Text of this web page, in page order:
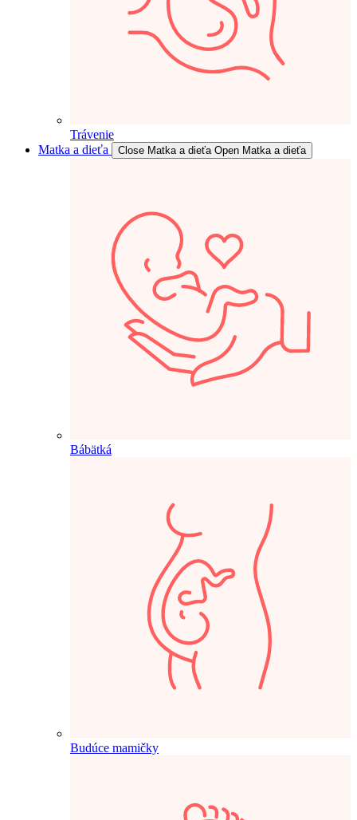
Trávenie
Matka a dieťa
Close Matka a dieťa Open Matka a dieťa
Bábätká
Budúce mamičky